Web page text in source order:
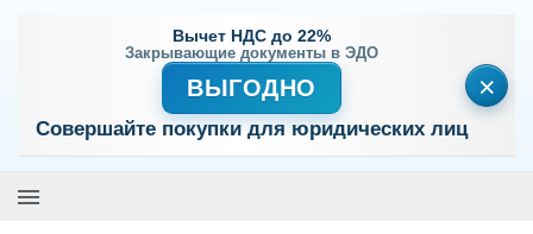
Вычет НДС до 22%
Закрывающие документы в ЭДО
ВЫГОДНО
Совершайте покупки для юридических лиц
×